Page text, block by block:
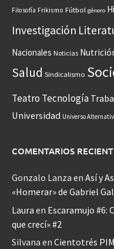
Filosofía Frikismo Fútbol género
Investigación
Nacionales Noticias
Salud Sindicalismo
Teatro Tecnología
Universidad Universo
COMENTARIOS
Gonzalo Lanza en Así y
«Homerar» de Gabriel
Laura en Escaramujo #6:
que crecí» #2
Silvana en Cientotrés